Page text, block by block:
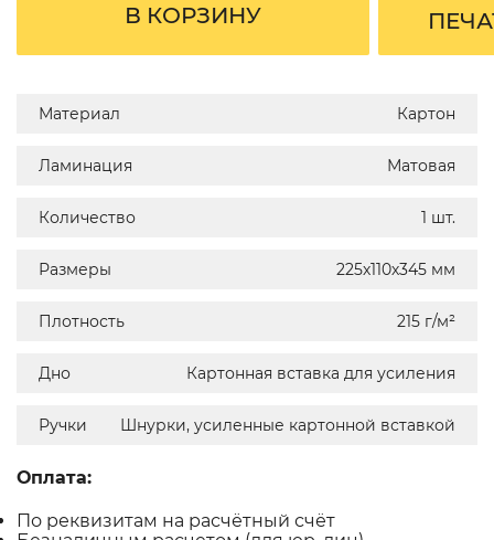
В КОРЗИНУ
Материал Картон
Ламинация Матовая
Количество 1 шт.
Размеры 225х110х345 мм
Плотность 215 г/м²
Дно Картонная вставка для усиления
Ручки Шнурки, усиленные картонной вставкой
Оплата:
По реквизитам на расчётный счёт